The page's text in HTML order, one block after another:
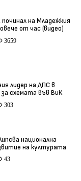
на Младежкия
от час (видео)
3659
лидер на ДПС в
схемата във ВиК
303
национална
на културата
43